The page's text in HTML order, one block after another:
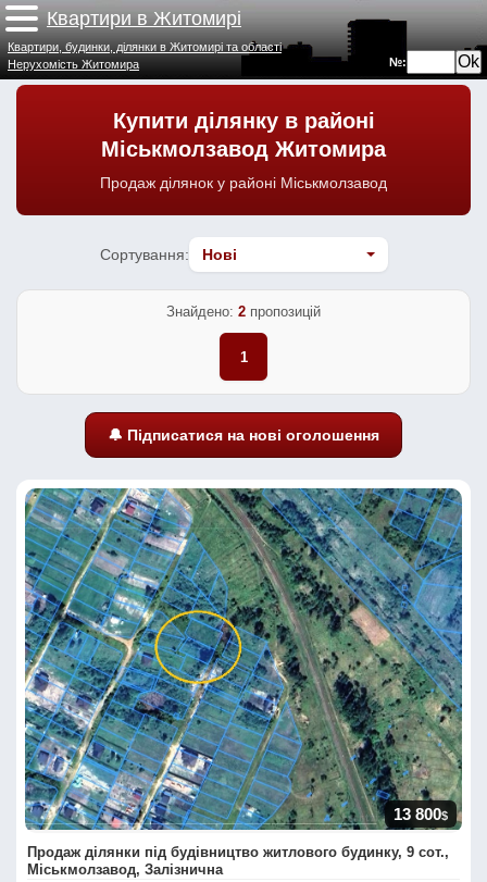
Квартири в Житомирі
№:
Квартири, будинки, ділянки в Житомирі та області
Нерухомість Житомира
Купити ділянку в районі
Міськмолзавод Житомира
Продаж ділянок у районі Міськмолзавод
Сортування:
Знайдено: 2 пропозицій
1
🔔 Підписатися на нові оголошення
13 800$
Продаж ділянки під будівництво житлового будинку, 9 сот.,
Міськмолзавод, Залізнична